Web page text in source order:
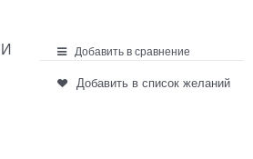
Добавить в сравнение
Добавить в список желаний